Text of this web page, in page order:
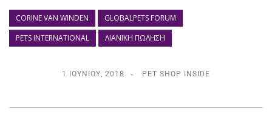
CORINE VAN WINDEN
GLOBALPETS FORUM
PETS INTERNATIONAL
ΛΙΑΝΙΚΉ ΠΏΛΗΣΗ
1 ΙΟΥΝΊΟΥ, 2018 PET SHOP INSIDE